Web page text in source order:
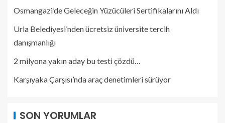
Osmangazi’de Geleceğin Yüzücüleri Sertifikalarını Aldı
Urla Belediyesi’nden ücretsiz üniversite tercih
danışmanlığı
2 milyona yakın aday bu testi çözdü…
Karşıyaka Çarşısı’nda araç denetimleri sürüyor
SON YORUMLAR